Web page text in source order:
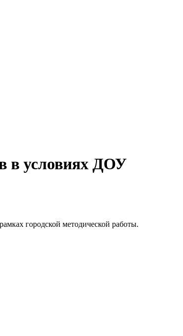
в условиях ДОУ
городской методической работы.